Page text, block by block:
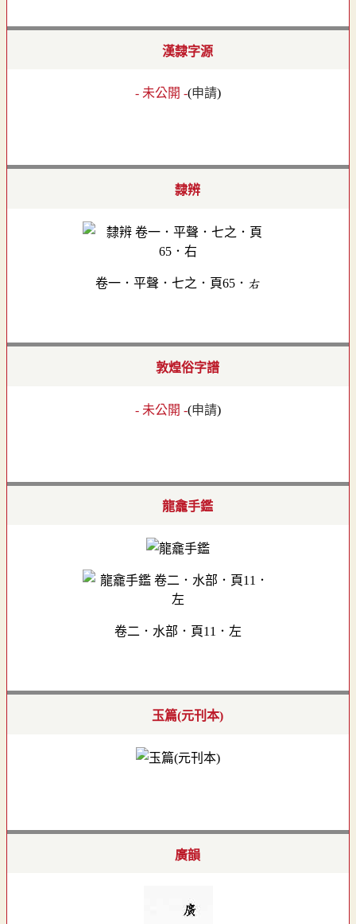
漢隸字源
- 未公開 -(申請)
隸辨
卷一．平聲．七之．頁65．右
敦煌俗字譜
- 未公開 -(申請)
龍龕手鑑
卷二．水部．頁11．左
玉篇(元刊本)
廣韻